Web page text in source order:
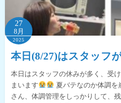
27
8月
2025
本日(8/27)はスタッフ
本日はスタッフの休みが多く、受
まいます
夏バテなのか体調を
さん、体調管理をしっかりして、